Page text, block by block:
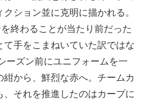
ション並に克明に描かれる。
終わることが当たり前だった
て手をこまねいていた訳ではな
ーズン前にユニフォームを一
から、鮮烈な赤へ。チームカ
それを推進したのはカープに